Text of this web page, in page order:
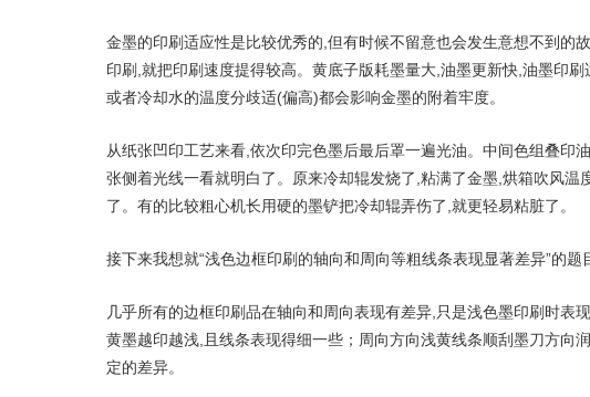
金墨的印刷适应性是比较优秀的,但有时候不留意也会发生意想不到的
印刷,就把印刷速度提得较高。黄底子版耗墨量大,油墨更新快,油墨印
或者冷却水的温度分歧适(偏高)都会影响金墨的附着牢度。
从纸张凹印工艺来看,依次印完色墨后最后罩一遍光油。中间色组叠
张侧着光线一看就明白了。原来冷却辊发烧了,粘满了金墨,烘箱吹风
了。有的比较粗心机长用硬的墨铲把冷却辊弄伤了,就更轻易粘脏了。
接下来我想就“浅色边框印刷的轴向和周向等粗线条表现显著差异”的题
几乎所有的边框印刷品在轴向和周向表现有差异,只是浅色墨印刷时
黄墨越印越浅,且线条表现得细一些；周向方向浅黄线条顺刮墨刀方向
定的差异。